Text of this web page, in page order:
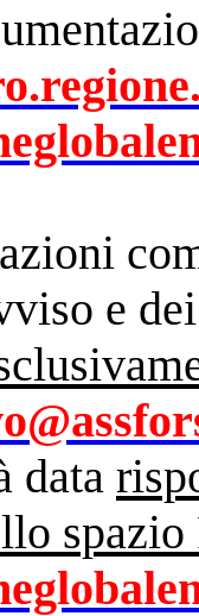
e
data
spazio